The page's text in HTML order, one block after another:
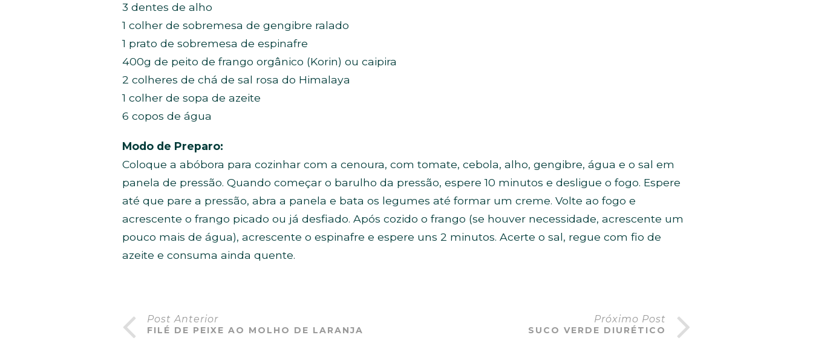
3 dentes de alho
1 colher de sobremesa de gengibre ralado
1 prato de sobremesa de espinafre
400g de peito de frango orgânico (Korin) ou caipira
2 colheres de chá de sal rosa do Himalaya
1 colher de sopa de azeite
6 copos de água
Modo de Preparo:
Coloque a abóbora para cozinhar com a cenoura, com tomate, cebola, alho, gengibre, água e o sal em
panela de pressão. Quando começar o barulho da pressão, espere 10 minutos e desligue o fogo. Espere
até que pare a pressão, abra a panela e bata os legumes até formar um creme. Volte ao fogo e
acrescente o frango picado ou já desfiado. Após cozido o frango (se houver necessidade, acrescente um
pouco mais de água), acrescente o espinafre e espere uns 2 minutos. Acerte o sal, regue com fio de
azeite e consuma ainda quente.
Post Anterior
FILÉ DE PEIXE AO MOLHO DE LARANJA
Próximo Post
SUCO VERDE DIURÉTICO